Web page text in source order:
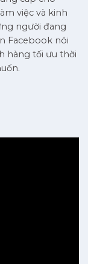
việc và kinh
người đang
Facebook nói
hàng tối ưu thời